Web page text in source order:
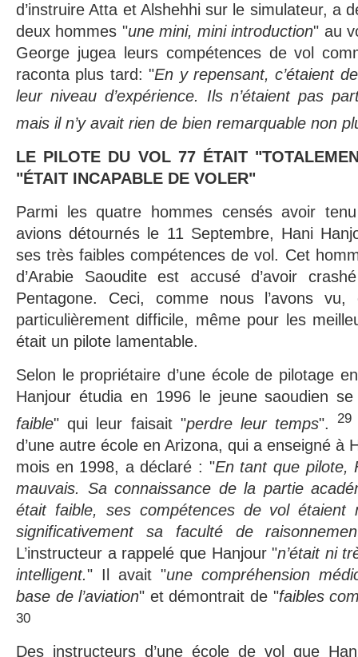
d’instruire Atta et Alshehhi sur le simulateur, a
deux hommes "une mini, mini introduction" au
George jugea leurs compétences de vol
raconta plus tard: "En y repensant, c’étaient
leur niveau d’expérience. Ils n’étaient pas
mais il n’y avait rien de bien remarquable non
LE PILOTE DU VOL 77 ÉTAIT
"ÉTAIT INCAPABLE DE VOLER"
Parmi les quatre hommes censés avoir
avions détournés le 11 Septembre, Hani
ses très faibles compétences de vol. Cet
d’Arabie Saoudite est accusé d’avoir
Pentagone. Ceci, comme nous l’avons vu,
particulièrement difficile, même pour les
était un pilote lamentable.
Selon le propriétaire d’une école de pilotage
Hanjour étudia en 1996 le jeune saoudien
faible" qui leur faisait "perdre leur temps".29
d’une autre école en Arizona, qui a enseigné à
mois en 1998, a déclaré : "En tant que pilote,
mauvais. Sa connaissance de la partie
était faible, ses compétences de vol étaient
significativement sa faculté de
L’instructeur a rappelé que Hanjour "n’était ni
intelligent." Il avait "une compréhension
base de l’aviation" et démontrait de "faibles
30
Des instructeurs d’une école de vol que